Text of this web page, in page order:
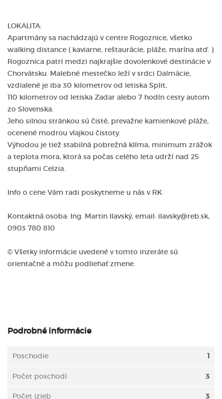
LOKALITA:
Apartmány sa nachádzajú v centre Rogoznice, všetko
walking distance ( kaviarne, reštaurácie, pláže, marína atď. )
Rogoznica patrí medzi najkrajšie dovolenkové destinácie v
Chorvátsku. Malebné mestečko leží v srdci Dalmácie,
vzdialené je iba 30 kilometrov od letiska Split,
110 kilometrov od letiska Zadar alebo 7 hodín cesty autom
zo Slovenska.
Jeho silnou stránkou sú čisté, prevažne kamienkové pláže,
ocenené modrou vlajkou čistoty.
Výhodou je tiež stabilná pobrežná klíma, minimum zrážok
a teplota mora, ktorá sa počas celého leta udrží nad 25
stupňami Celzia.
Info o cene Vám radi poskytneme u nás v RK.
Kontaktná osoba: Ing. Martin Ilavský, email: ilavsky@reb.sk,
0903 780 810
© Všetky informácie uvedené v tomto inzeráte sú
orientačné a môžu podliehať zmene.
Podrobné informácie
Poschodie 1
Počet poschodí 3
Počet izieb 3